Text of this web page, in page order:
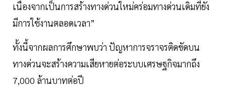
เนื่องจากเป็นการสร้างทางด่วนใหม่คร่อมทางด่วนเดิมที่ยัง
มีการใช้งานตลอดเวลา”
ทั้งนี้จากผลการศึกษาพบว่า ปัญหาการจราจรติดขัดบน
ทางด่วนจะสร้างความเสียหายต่อระบบเศรษฐกิจมากถึง
7,000 ล้านบาทต่อปี